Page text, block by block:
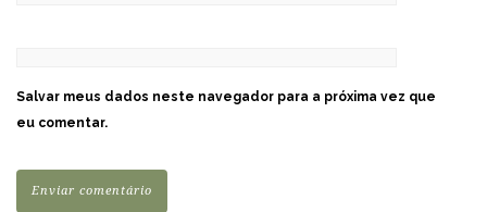
Salvar meus dados neste navegador para a próxima vez que
eu comentar.